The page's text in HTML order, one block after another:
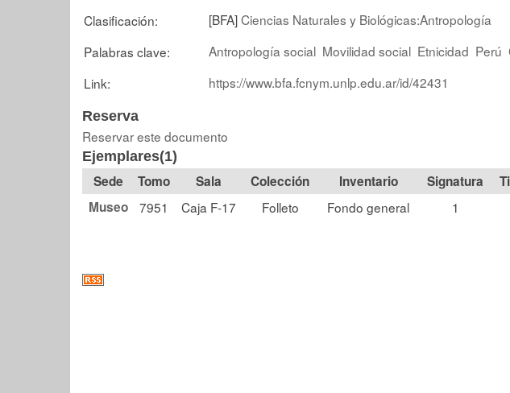
Clasificación:
[BFA]Ciencias Naturales y Biológicas:Antropología
Palabras clave:
Antropología social Movilidad social Etnicidad Perú
Link:
https://www.bfa.fcnym.unlp.edu.ar/id/42431
Reserva
Reservar este documento
Ejemplares(1)
Tomo Sala Colección Signatura
Museo
7951 Caja F-17 Folleto Fondo general 1